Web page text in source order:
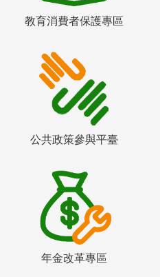
教育消費者保護專區
公共政策參與平臺
年金改革專區